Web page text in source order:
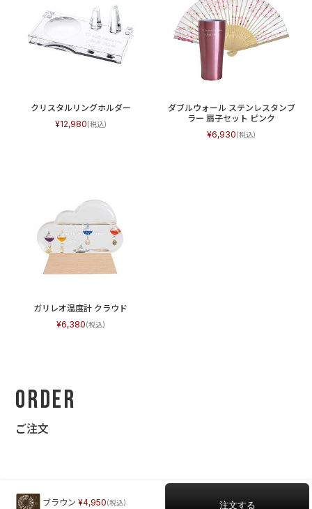
クリスタルリングホルダー
12,980
ダブルウォール ステンレスタンブ
ラー 扇子セット ピンク
6,930
ガリレオ温度計 クラウド
6,380
Order
ご注文
ブラウン 4,950